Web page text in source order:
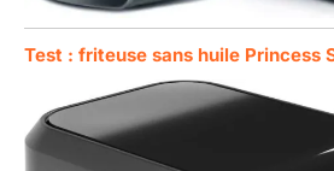
Test : friteuse sans huile Princess